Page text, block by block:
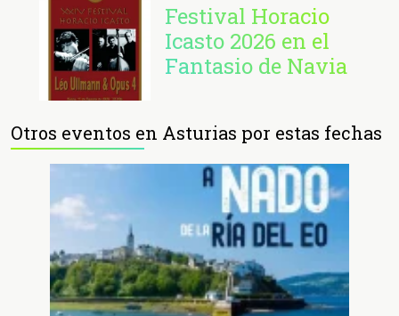
Festival Horacio
Icasto 2026 en el
Fantasio de Navia
Otros eventos en Asturias por estas fechas